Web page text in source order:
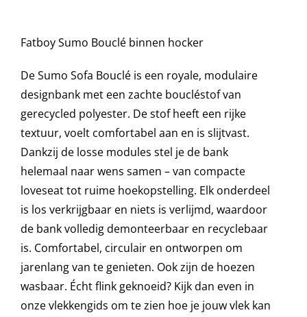
Beschermhoezen
Verlichting
Onderhoud
Accessoires en Kado
Onze merken
Fatboy Sumo Bouclé binnen hocker
De Sumo Sofa Bouclé is een royale, modulaire
designbank met een zachte boucléstof van
gerecycled polyester. De stof heeft een rijke
textuur, voelt comfortabel aan en is slijtvast.
Dankzij de losse modules stel je de bank
helemaal naar wens samen – van compacte
loveseat tot ruime hoekopstelling. Elk onderdeel
is los verkrijgbaar en niets is verlijmd, waardoor
de bank volledig demonteerbaar en recyclebaar
is. Comfortabel, circulair en ontworpen om
jarenlang van te genieten. Ook zijn de hoezen
wasbaar. Écht flink geknoeid? Kijk dan even in
onze vlekkengids om te zien hoe je jouw vlek kan